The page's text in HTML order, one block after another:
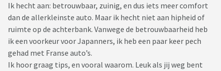
Ik hecht aan: betrouwbaar, zuinig, en dus iets meer comfort
dan de allerkleinste auto. Maar ik hecht niet aan hipheid of
ruimte op de achterbank. Vanwege de betrouwbaarheid heb
ik een voorkeur voor Japanners, ik heb een paar keer pech
gehad met Franse auto’s.
Ik hoor graag tips, en vooral waarom. Leuk als jij weg bent